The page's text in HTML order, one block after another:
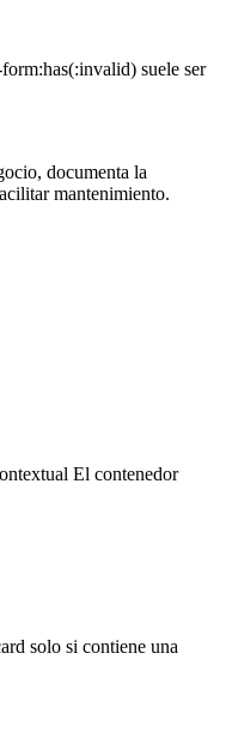
suele ser
documenta la
mantenimiento.
El contenedor
solo si contiene una